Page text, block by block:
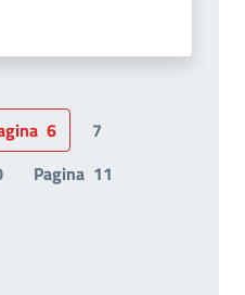
6
7
Pagina 11